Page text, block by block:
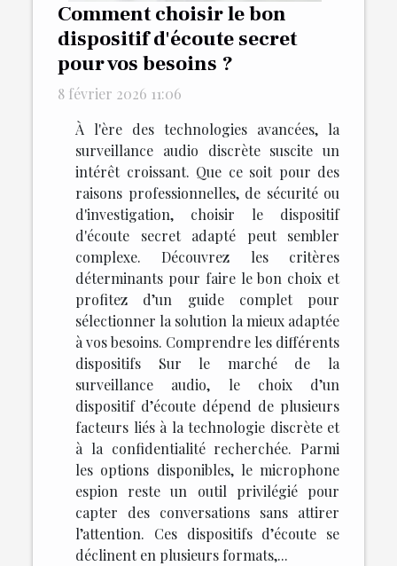
Comment choisir le bon
dispositif d'écoute secret
pour vos besoins ?
8 février 2026 11:06
À l'ère des technologies avancées, la
surveillance audio discrète suscite un
intérêt croissant. Que ce soit pour des
raisons professionnelles, de sécurité ou
d'investigation, choisir le dispositif
d'écoute secret adapté peut sembler
complexe. Découvrez les critères
déterminants pour faire le bon choix et
profitez d’un guide complet pour
sélectionner la solution la mieux adaptée
à vos besoins. Comprendre les différents
dispositifs Sur le marché de la
surveillance audio, le choix d’un
dispositif d’écoute dépend de plusieurs
facteurs liés à la technologie discrète et
à la confidentialité recherchée. Parmi
les options disponibles, le microphone
espion reste un outil privilégié pour
capter des conversations sans attirer
l’attention. Ces dispositifs d’écoute se
déclinent en plusieurs formats,...